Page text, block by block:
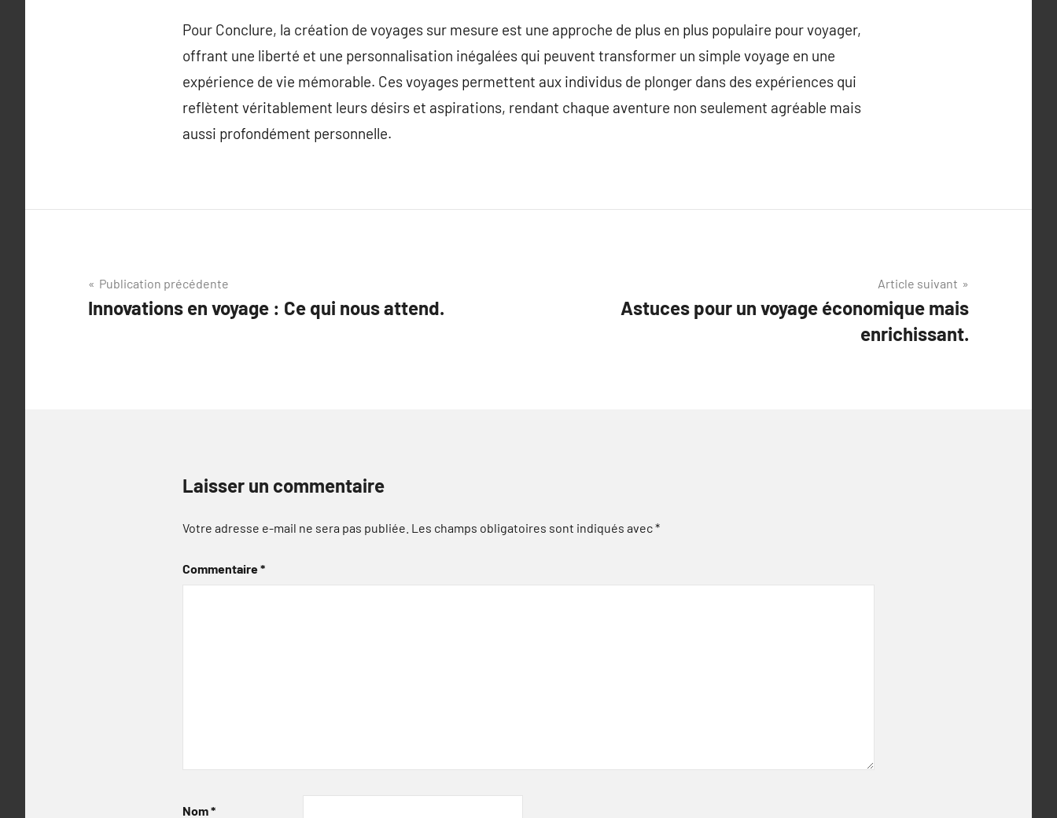
Pour Conclure, la création de voyages sur mesure est une approche de plus en plus populaire pour voyager,
offrant une liberté et une personnalisation inégalées qui peuvent transformer un simple voyage en une
expérience de vie mémorable. Ces voyages permettent aux individus de plonger dans des expériences qui
reflètent véritablement leurs désirs et aspirations, rendant chaque aventure non seulement agréable mais
aussi profondément personnelle.
Navigation
de
Publication précédente
Innovations en voyage : Ce qui nous attend.
Article suivant
Astuces pour un voyage économique mais
enrichissant.
Laisser un commentaire
Votre adresse e-mail ne sera pas publiée. Les champs obligatoires sont indiqués avec*
Commentaire*
Nom*